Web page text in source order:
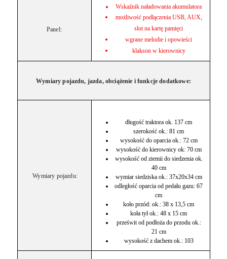
Panel:
Wskaźnik naładowania akumulatora
możliwość podłączenia USB, AUX,
slot na kartę pamięci
wgrane melodie i opowieści
klakson w kierownicy
Wymiary pojazdu, jazda, obciążenie i funkcje dodatkowe:
Wymiary pojazdu:
długość traktora ok. 137 cm
szerokość ok.: 81 cm
wysokość do oparcia ok.: 72 cm
wysokość do kierownicy ok: 70 cm
wysokość od ziemii do siedzenia ok.
40 cm
wymiar siedziska ok.: 37x20x34 cm
odległość oparcia od pedału gazu: 67
cm
koło przód: ok.: 38 x 13,5 cm
koła tył ok.: 48 x 15 cm
prześwit od podłoża do przodu ok.:
21 cm
wysokość z dachem ok.: 103